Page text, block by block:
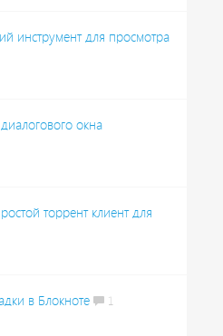
инструмент для просмотра
окна
торрент клиент для
в Блокноте
1